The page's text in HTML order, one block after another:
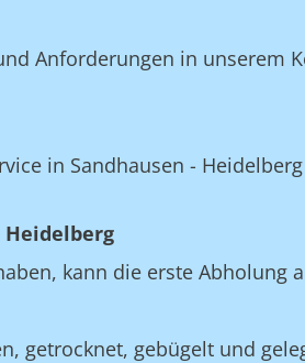
Anforderungen in
in Sandhausen -
Heidelberg
kann die erste Abholung
getrocknet, gebügelt und